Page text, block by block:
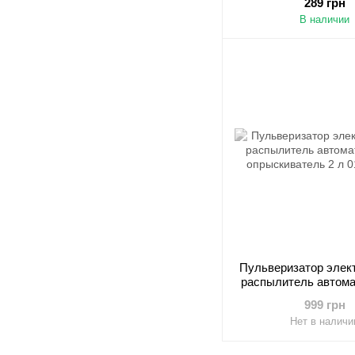
289 грн
В наличии
Пульверизатор
распылитель
999 грн
Нет в